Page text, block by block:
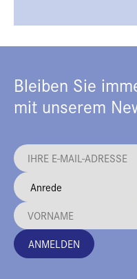
Bleiben Sie
mit unserem
ANMELDEN